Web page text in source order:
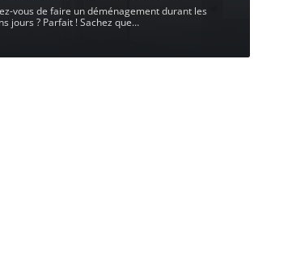
vous de faire un déménagement durant les
jours ? Parfait ! Sachez que…